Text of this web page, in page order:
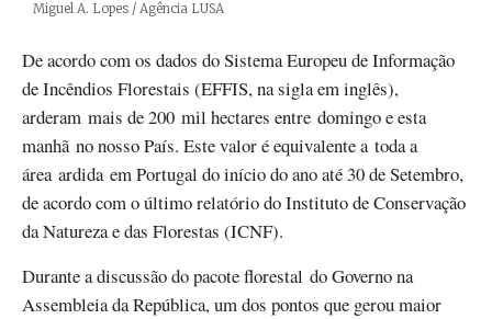
Créditos
Miguel A. Lopes / Agência LUSA
De acordo com os dados do Sistema Europeu de Informação
de Incêndios Florestais (EFFIS, na sigla em inglês),
arderam mais de 200 mil hectares entre domingo e esta
manhã no nosso País. Este valor é equivalente a toda a
área ardida em Portugal do início do ano até 30 de Setembro,
de acordo com o último relatório do Instituto de Conservação
da Natureza e das Florestas (ICNF).
Durante a discussão do pacote florestal do Governo na
Assembleia da República, um dos pontos que gerou maior